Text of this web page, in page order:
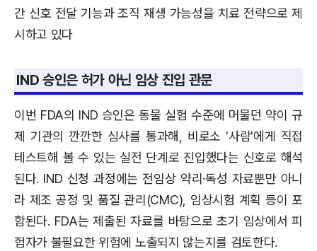
간 신호 전달 기능과 조직 재생 가능성을 치료 전략으로 제
시하고 있다
IND 승인은 허가 아닌 임상 진입 관문
이번 FDA의 IND 승인은 동물 실험 수준에 머물던 약이 규
제 기관의 깐깐한 심사를 통과해, 비로소 '사람'에게 직접
테스트해 볼 수 있는 실전 단계로 진입했다는 신호로 해석
된다. IND 신청 과정에는 전임상 약리·독성 자료뿐만 아니
라 제조 공정 및 품질 관리(CMC), 임상시험 계획 등이 포
함된다. FDA는 제출된 자료를 바탕으로 초기 임상에서 피
험자가 불필요한 위험에 노출되지 않는지를 검토한다.